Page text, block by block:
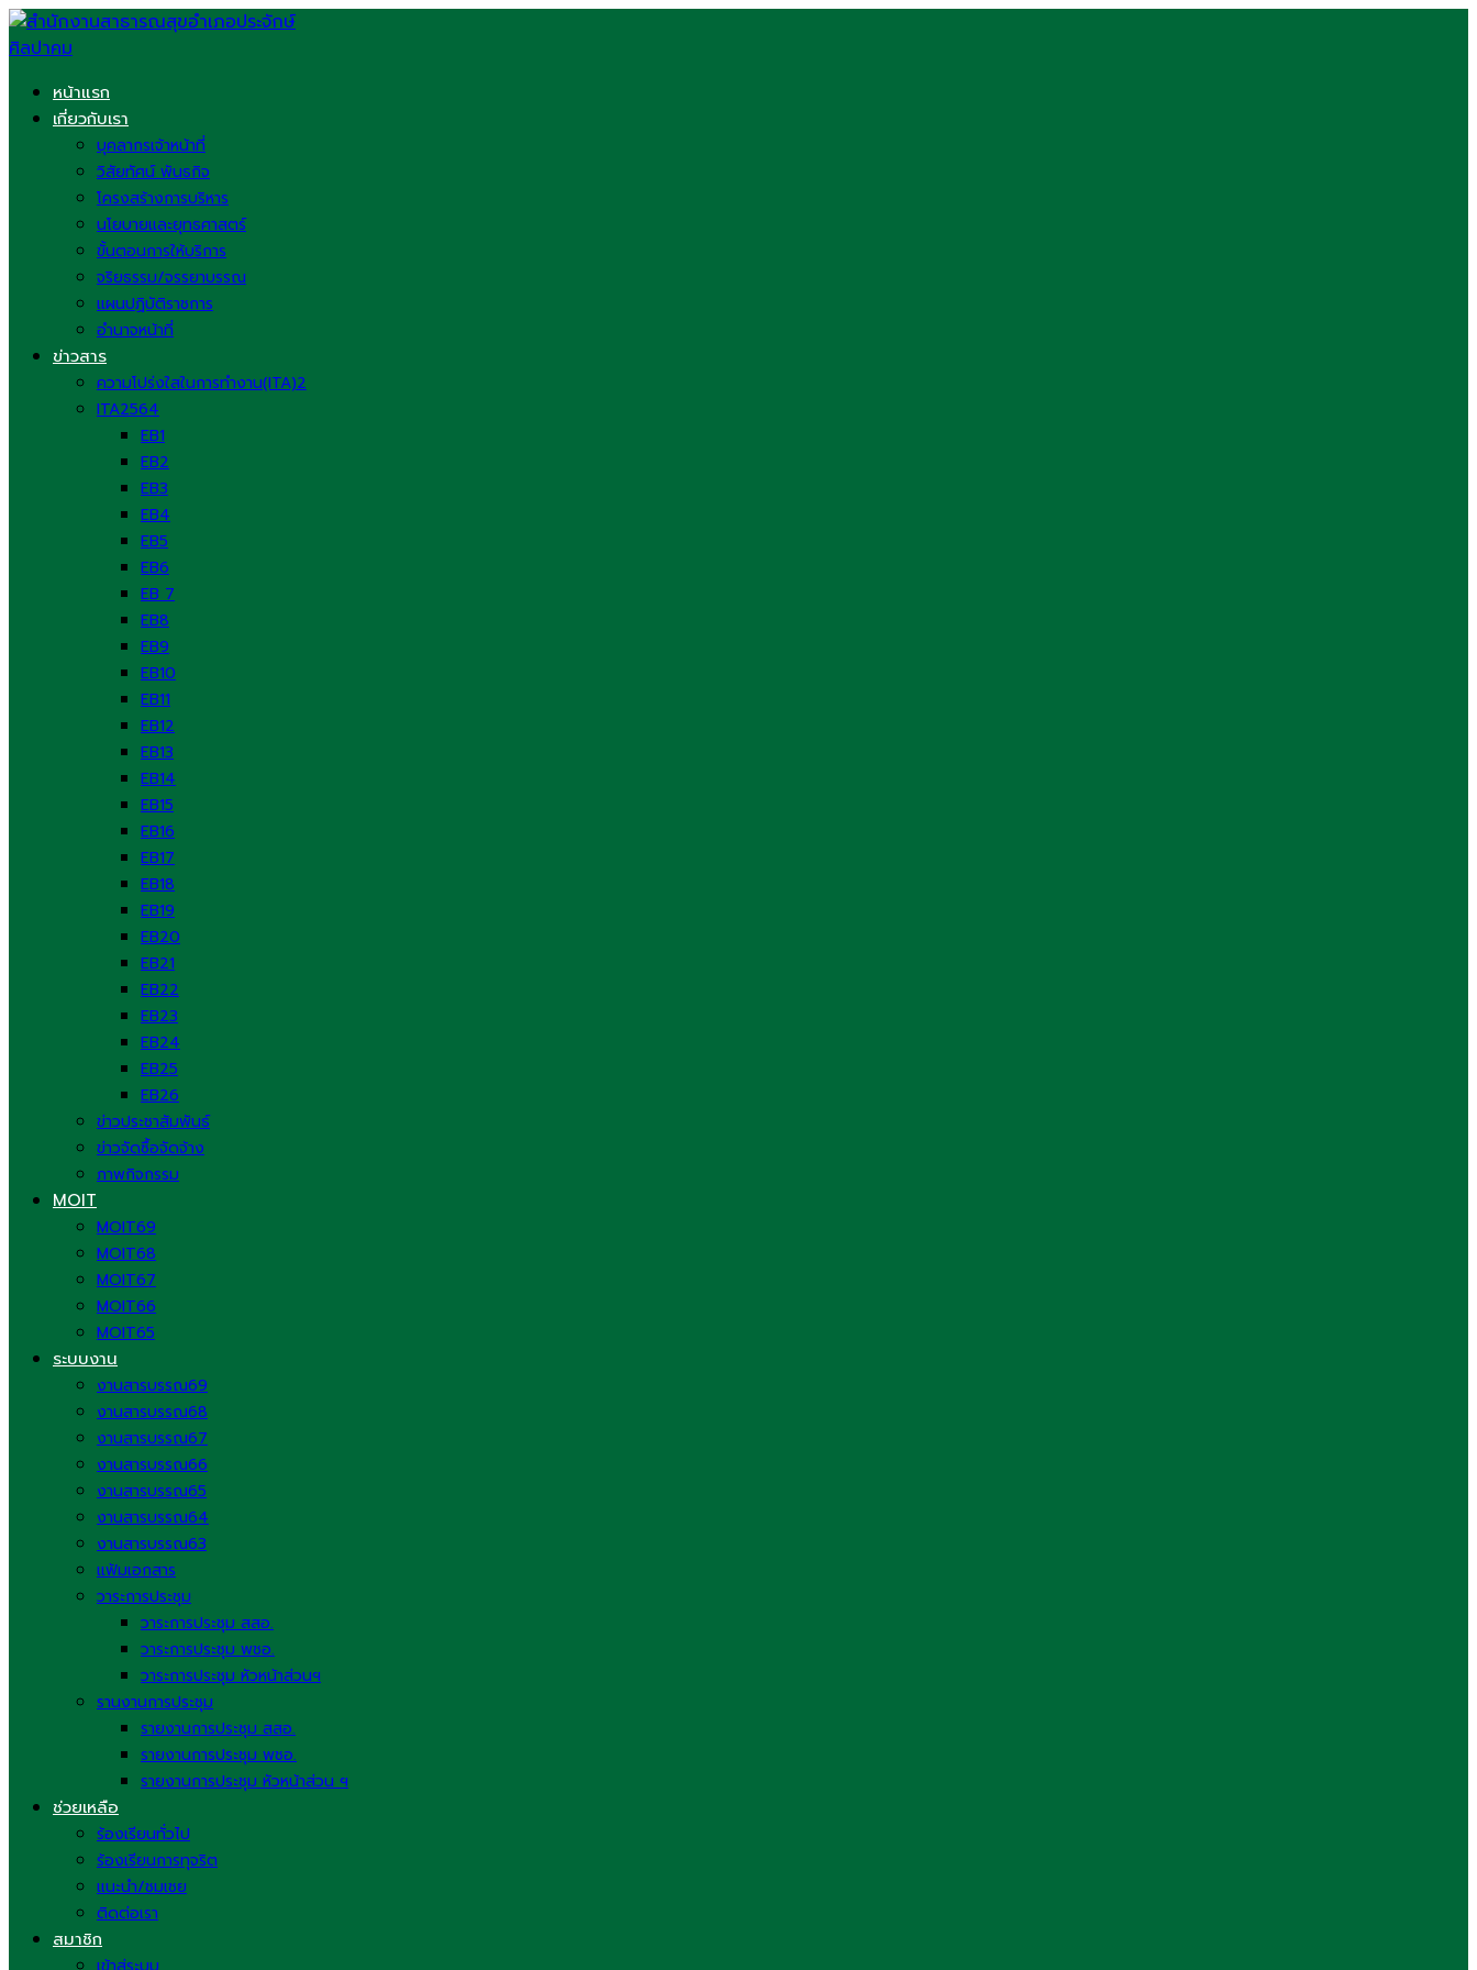
Skip
to
หน้าแรก
เกี่ยวกับเรา
บุคลากรเจ้าหน้าที่
วิสัยทัศน์ พันธกิจ
โครงสร้างการบริหาร
นโยบายและยุทธศาสตร์
ขั้นตอนการให้บริการ
จริยธรรม/จรรยาบรรณ
แผนปฏิบัติราชการ
อำนาจหน้าที่
ข่าวสาร
ความโปร่งใสในการทำงาน(ITA)2
ITA2564
EB1
EB2
EB3
EB4
EB5
EB6
EB 7
EB8
EB9
EB10
EB11
EB12
EB13
EB14
EB15
EB16
EB17
EB18
EB19
EB20
EB21
EB22
EB23
EB24
EB25
EB26
ข่าวประชาสัมพันธ์
ข่าวจัดซื้อจัดจ้าง
ภาพกิจกรรม
MOIT
MOIT69
MOIT68
MOIT67
MOIT66
MOIT65
ระบบงาน
งานสารบรรณ69
งานสารบรรณ68
งานสารบรรณ67
งานสารบรรณ66
งานสารบรรณ65
งานสารบรรณ64
งานสารบรรณ63
แฟ้มเอกสาร
วาระการประชุม
วาระการประชุม สสอ.
วาระการประชุม พชอ.
วาระการประชุม หัวหน้าส่วนฯ
รานงานการประชุม
รายงานการประชุม สสอ.
รายงานการประชุม พชอ.
รายงานการประชุม หัวหน้าส่วน ฯ
ช่วยเหลือ
ร้องเรียนทั่วไป
ร้องเรียนการทุจริต
แนะนำ/ชมเชย
ติดต่อเรา
สมาชิก